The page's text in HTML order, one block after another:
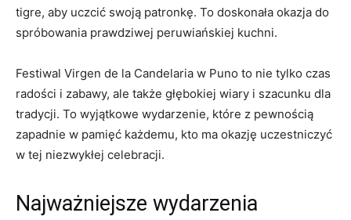
tigre,‍ aby uczcić⁤ swoją patronkę.‍ To doskonała okazja do
spróbowania prawdziwej peruwiańskiej⁣ kuchni.
Festiwal Virgen de la Candelaria ⁤w Puno to ⁤nie ‍tylko czas‍
radości ⁤i‍ zabawy, ale także głębokiej wiary i szacunku dla⁢
tradycji. ⁢To wyjątkowe wydarzenie, które z pewnością
zapadnie w pamięć ⁤każdemu, kto​ ma⁣ okazję ⁤uczestniczyć
⁤w⁣ tej niezwykłej‌ celebracji.
Najważniejsze wydarzenia⁢